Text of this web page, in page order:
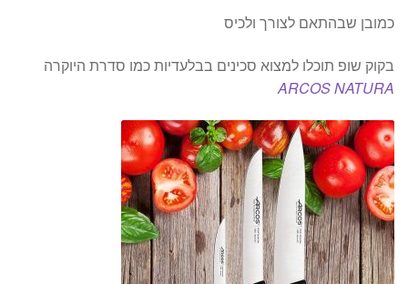
כמובן שבהתאם לצורך ולכיס
בקוק שופ תוכלו למצוא סכינים בבלעדיות כמו סדרת היוקרה
ARCOS NATURA